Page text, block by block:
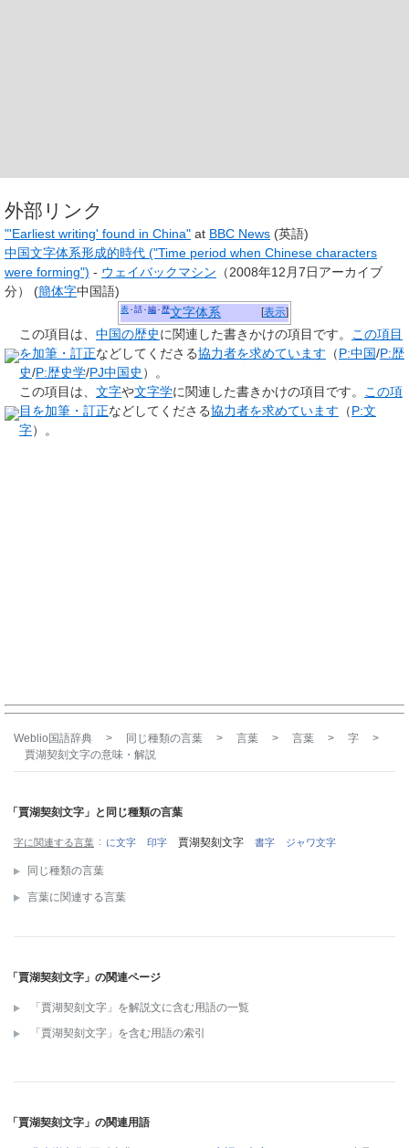
外部リンク
"'Earliest writing' found in China" at BBC News (英語)
中国文字体系形成的時代 ("Time period when Chinese characters
were forming") - ウェイバックマシン （2008年12月7日アーカイブ
分） (簡体字中国語)
[表示]
表 話 編 歴文字体系
この項目は、 中国の歴史に関連した書きかけの項目 です。 この項目
を加筆・訂正などしてくださる協力者を求めています （P:中国/P:歴
史/P:歴史学/PJ中国史 ）。
この項目は、 文字や文字学に関連した書きかけの項目 です。 この項
目を加筆・訂正などしてくださる協力者を求めています （P:文
字）。
Weblio国語辞典 > 同じ種類の言葉 > 言葉 > 言葉 > 字
>
賈湖契刻文字の意味・解説
「賈湖契刻文字」と同じ種類の言葉
字に関連する言葉 に文字 印字 賈湖契刻文字 書字 ジャワ文字
同じ種類の言葉
言葉に関連する言葉
「賈湖契刻文字」の関連ページ
「賈湖契刻文字」を解説文に含む用語の一覧
「賈湖契刻文字」を含む用語の索引
「賈湖契刻文字」の関連用語